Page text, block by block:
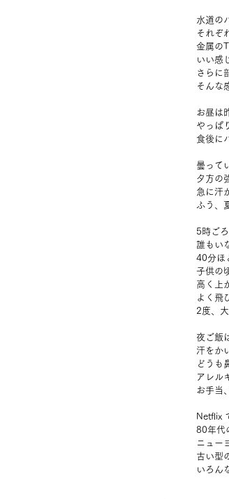
水道の
それぞ
金属の
いい感
さらに
そんな
お昼は
やっぱ
食後に
曇って
夕方の
急に汗
ふう、
5時ご
誰もい
40分ほ
子供の
高く上
よく飛
2度、
夜ご飯
汗をか
どうも
アレル
お手当
Netflix
80年代
ニュー
古い型
いろん